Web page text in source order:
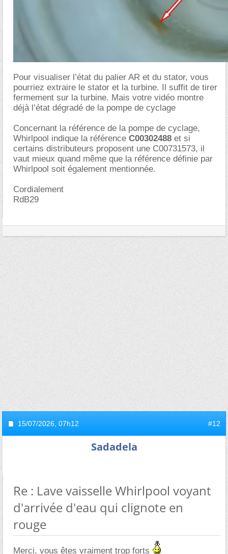
Pour visualiser l’état du palier AR et du stator, vous
pourriez extraire le stator et la turbine. Il suffit de tirer
fermement sur la turbine. Mais votre vidéo montre
déjà l’état dégradé de la pompe de cyclage
Concernant la référence de la pompe de cyclage,
Whirlpool indique la référence C00302488 et si
certains distributeurs proposent une C00731573, il
vaut mieux quand même que la référence définie par
Whirlpool soit également mentionnée.
Cordialement
RdB29
15/07/2026, 07h12 #12
Sadadela
Re : Lave vaisselle Whirlpool voyant
d'arrivée d'eau qui clignote en
rouge
Merci, vous êtes vraiment trop forts